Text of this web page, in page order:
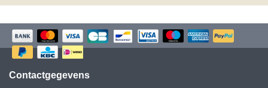
Contactgegevens